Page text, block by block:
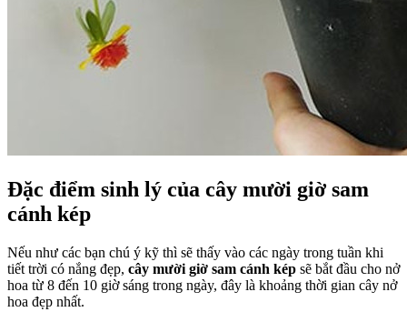
Đặc điểm sinh lý của cây mười giờ sam
cánh kép
Nếu như các bạn chú ý kỹ thì sẽ thấy vào các ngày trong tuần khi
tiết trời có nắng đẹp, cây mười giờ sam cánh kép sẽ bắt đầu cho nở
hoa từ 8 đến 10 giờ sáng trong ngày, đây là khoảng thời gian cây nở
hoa đẹp nhất.